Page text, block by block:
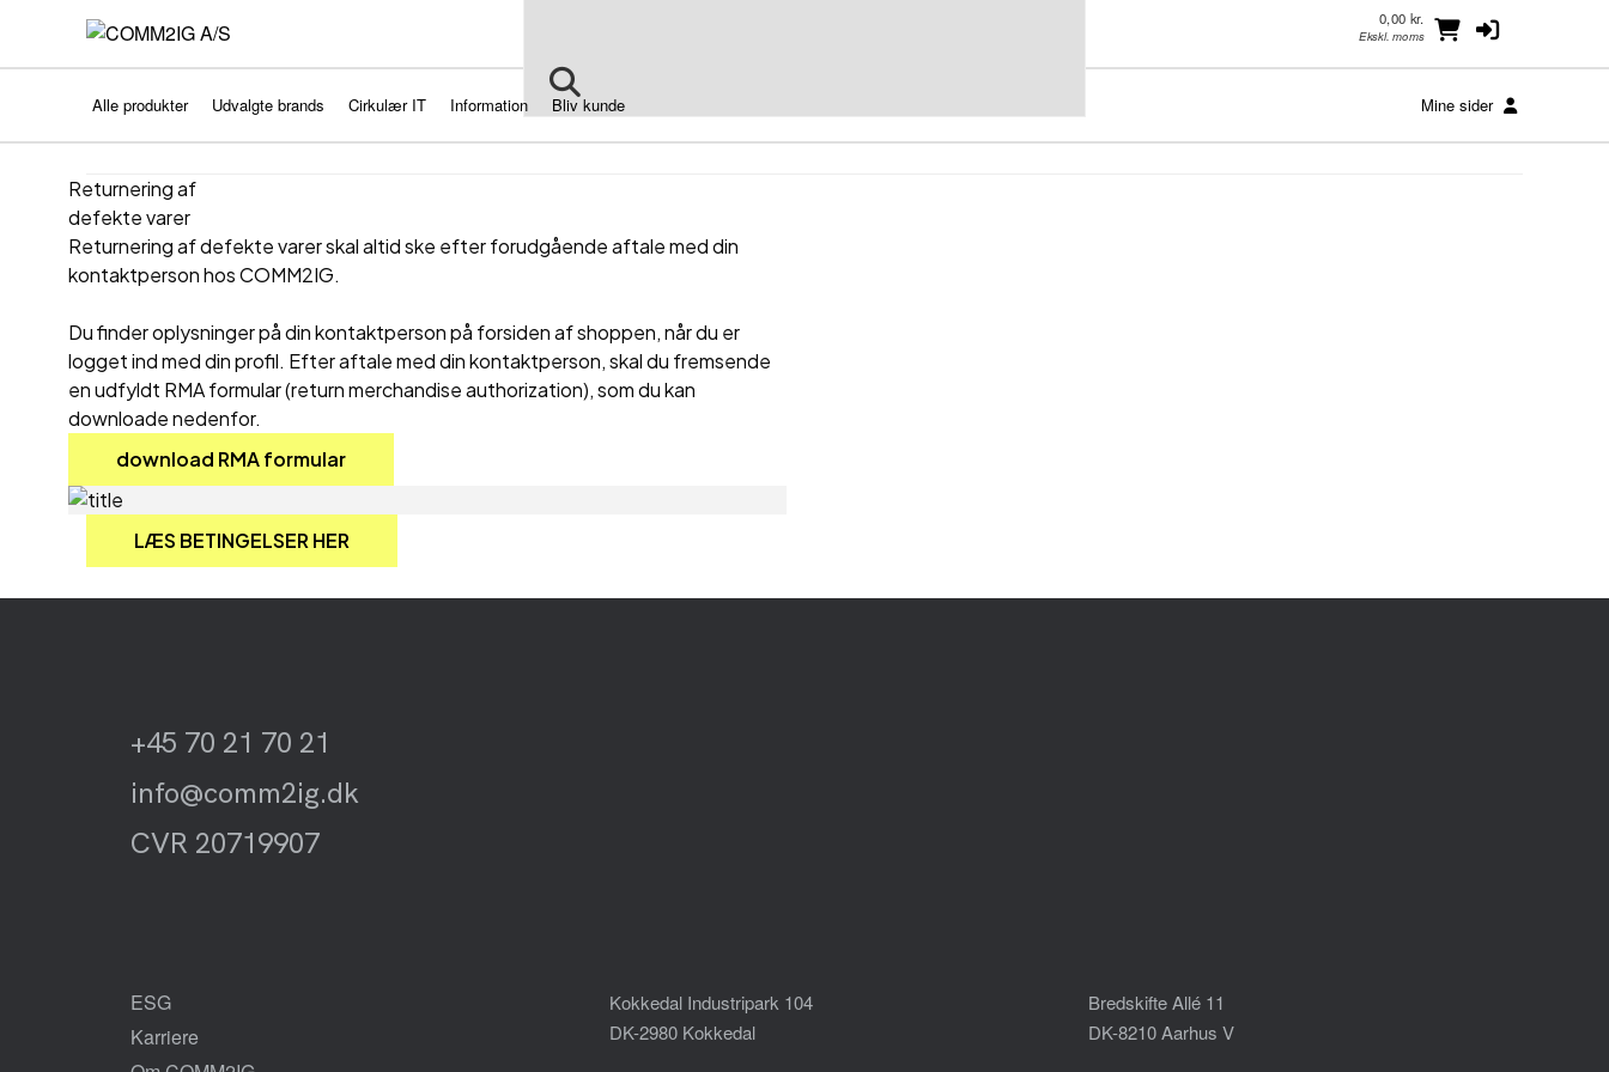
0,00 kr.
Ekskl. moms
Alle produkter Udvalgte brands Cirkulær IT Information Bliv kunde Mine sider
Returnering af
defekte varer
Returnering af defekte varer skal altid ske efter forudgående aftale med din
kontaktperson hos COMM2IG.
Du finder oplysninger på din kontaktperson på forsiden af shoppen, når du er
logget ind med din profil. Efter aftale med din kontaktperson, skal du fremsende
en udfyldt RMA formular (return merchandise authorization), som du kan
downloade nedenfor.
download RMA formular
LÆS BETINGELSER HER
+45 70 21 70 21
info@comm2ig.dk
CVR 20719907
ESG
Karriere
Kokkedal Industripark 104
DK-2980 Kokkedal
Bredskifte Allé 11
DK-8210 Aarhus V